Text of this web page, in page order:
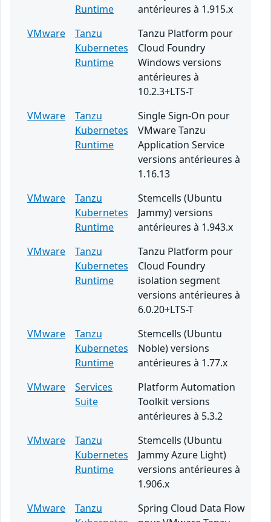
Runtime
antérieures à 1.915.x
VMware
Tanzu
Kubernetes
Runtime
Tanzu Platform pour
Cloud Foundry
Windows versions
antérieures à
10.2.3+LTS-T
VMware
Tanzu
Kubernetes
Runtime
Single Sign-On pour
VMware Tanzu
Application Service
versions antérieures à
1.16.13
VMware
Tanzu
Kubernetes
Runtime
Stemcells (Ubuntu
Jammy) versions
antérieures à 1.943.x
VMware
Tanzu
Kubernetes
Runtime
Tanzu Platform pour
Cloud Foundry
isolation segment
versions antérieures à
6.0.20+LTS-T
VMware
Tanzu
Kubernetes
Runtime
Stemcells (Ubuntu
Noble) versions
antérieures à 1.77.x
VMware
Services
Suite
Platform Automation
Toolkit versions
antérieures à 5.3.2
VMware
Tanzu
Kubernetes
Runtime
Stemcells (Ubuntu
Jammy Azure Light)
versions antérieures à
1.906.x
VMware
Tanzu
Spring Cloud Data Flow